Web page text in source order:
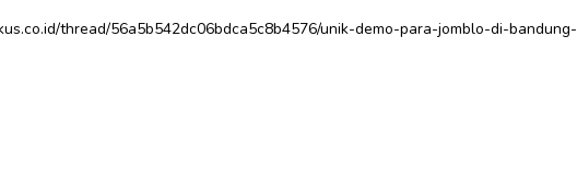
thread/56a5b542dc06bdca5c8b4576/unik-demo-para-jomblo-di-bandung-